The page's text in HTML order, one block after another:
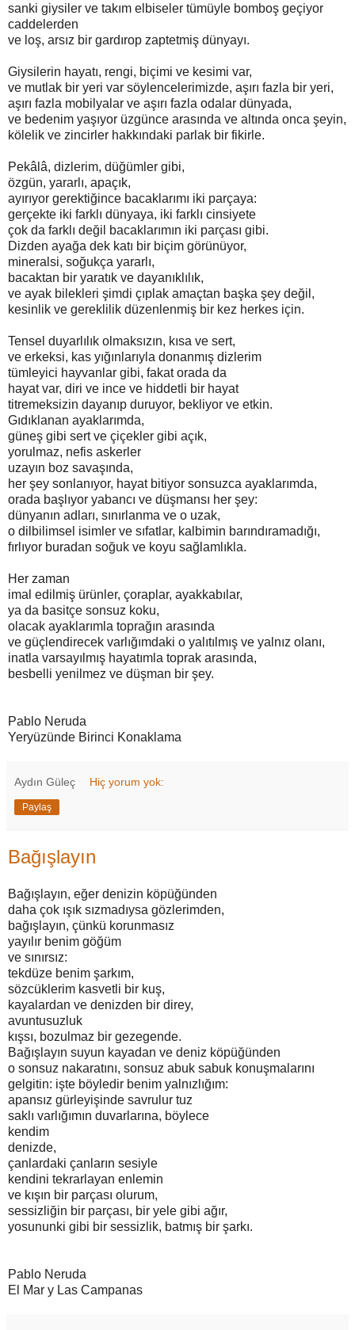
sanki giysiler ve takım elbiseler tümüyle bomboş geçiyor
caddelerden
ve loş, arsız bir gardırop zaptetmiş dünyayı.
Giysilerin hayatı, rengi, biçimi ve kesimi var,
ve mutlak bir yeri var söylencelerimizde, aşırı fazla bir yeri,
aşırı fazla mobilyalar ve aşırı fazla odalar dünyada,
ve bedenim yaşıyor üzgünce arasında ve altında onca şeyin,
kölelik ve zincirler hakkındaki parlak bir fikirle.
Pekâlâ, dizlerim, düğümler gibi,
özgün, yararlı, apaçık,
ayırıyor gerektiğince bacaklarımı iki parçaya:
gerçekte iki farklı dünyaya, iki farklı cinsiyete
çok da farklı değil bacaklarımın iki parçası gibi.
Dizden ayağa dek katı bir biçim görünüyor,
mineralsi, soğukça yararlı,
bacaktan bir yaratık ve dayanıklılık,
ve ayak bilekleri şimdi çıplak amaçtan başka şey değil,
kesinlik ve gereklilik düzenlenmiş bir kez herkes için.
Tensel duyarlılık olmaksızın, kısa ve sert,
ve erkeksi, kas yığınlarıyla donanmış dizlerim
tümleyici hayvanlar gibi, fakat orada da
hayat var, diri ve ince ve hiddetli bir hayat
titremeksizin dayanıp duruyor, bekliyor ve etkin.
Gıdıklanan ayaklarımda,
güneş gibi sert ve çiçekler gibi açık,
yorulmaz, nefis askerler
uzayın boz savaşında,
her şey sonlanıyor, hayat bitiyor sonsuzca ayaklarımda,
orada başlıyor yabancı ve düşmansı her şey:
dünyanın adları, sınırlanma ve o uzak,
o dilbilimsel isimler ve sıfatlar, kalbimin barındıramadığı,
fırlıyor buradan soğuk ve koyu sağlamlıkla.
Her zaman
imal edilmiş ürünler, çoraplar, ayakkabılar,
ya da basitçe sonsuz koku,
olacak ayaklarımla toprağın arasında
ve güçlendirecek varlığımdaki o yalıtılmış ve yalnız olanı,
inatla varsayılmış hayatımla toprak arasında,
besbelli yenilmez ve düşman bir şey.
Pablo Neruda
Yeryüzünde Birinci Konaklama
Aydın Güleç Hiç yorum yok:
Paylaş
Bağışlayın
Bağışlayın, eğer denizin köpüğünden
daha çok ışık sızmadıysa gözlerimden,
bağışlayın, çünkü korunmasız
yayılır benim göğüm
ve sınırsız:
tekdüze benim şarkım,
sözcüklerim kasvetli bir kuş,
kayalardan ve denizden bir direy,
avuntusuzluk
kışsı, bozulmaz bir gezegende.
Bağışlayın suyun kayadan ve deniz köpüğünden
o sonsuz nakaratını, sonsuz abuk sabuk konuşmalarını
gelgitin: işte böyledir benim yalnızlığım:
apansız gürleyişinde savrulur tuz
saklı varlığımın duvarlarına, böylece
kendim
denizde,
çanlardaki çanların sesiyle
kendini tekrarlayan enlemin
ve kışın bir parçası olurum,
sessizliğin bir parçası, bir yele gibi ağır,
yosununki gibi bir sessizlik, batmış bir şarkı.
Pablo Neruda
El Mar y Las Campanas